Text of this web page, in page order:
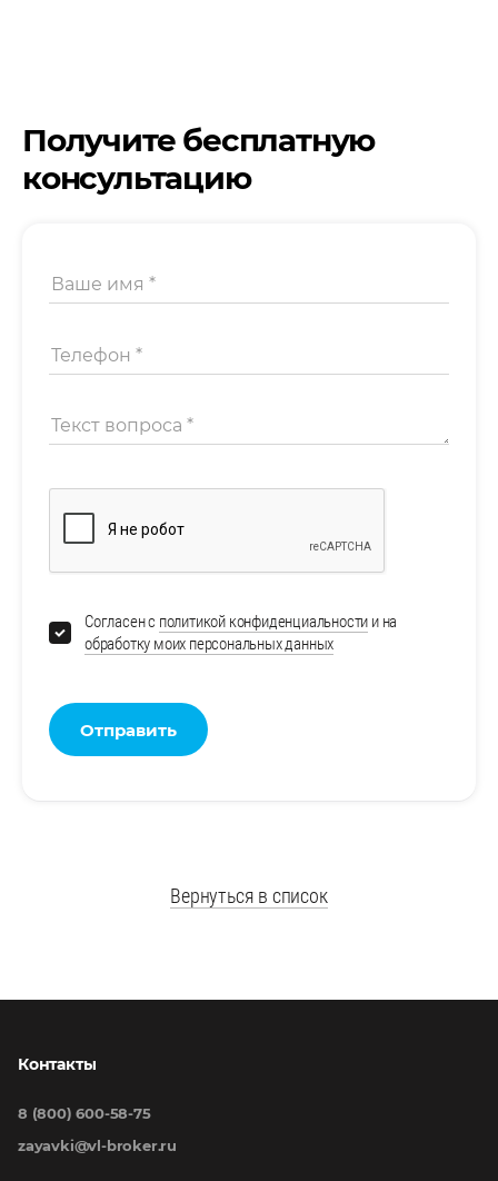
Получите бесплатную
консультацию
Согласен с политикой конфиденциальности и на
обработку моих персональных данных
Отправить
Вернуться в список
Контакты
8 (800) 600-58-75
zayavki@vl-broker.ru